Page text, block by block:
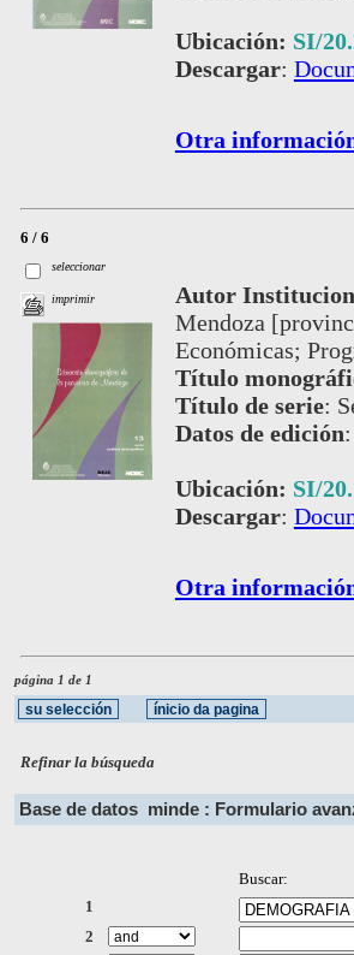
Ubicación: SI/
Descargar:
Otra
6 / 6
seleccionar
imprimir Autor
Mendoza
Económicas;
Título
Título de serie:
Datos de edición:
Ubicación: SI/
Descargar:
Otra
página 1 de 1
Refinar la búsqueda
Base de datos minde : Formulario
Buscar:
1
2